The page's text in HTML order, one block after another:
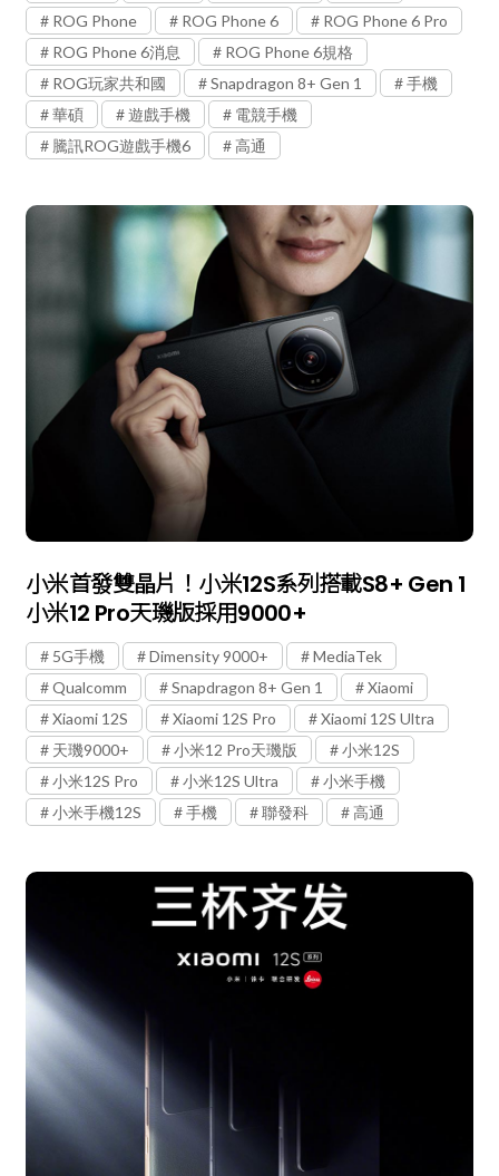
ROG Phone
ROG Phone 6
ROG Phone 6 Pro
ROG Phone 6消息
ROG Phone 6規格
ROG玩家共和國
Snapdragon 8+ Gen 1
手機
華碩
遊戲手機
電競手機
騰訊ROG遊戲手機6
高通
小米首發雙晶片！小米12S系列搭載S8+ Gen 1
小米12 Pro天璣版採用9000+
5G手機 Dimensity 9000+
MediaTek
Qualcomm
Snapdragon 8+ Gen 1
Xiaomi
Xiaomi 12S
Xiaomi 12S Pro
Xiaomi 12S Ultra
天璣9000+
小米12 Pro天璣版
小米12S
小米12S Pro
小米12S Ultra
小米手機
小米手機12S
手機 聯發科 高通